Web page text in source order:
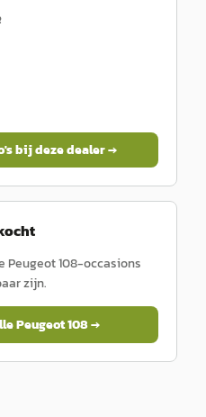
bij deze dealer →
Peugeot108-occasions
zijn.
Peugeot108→